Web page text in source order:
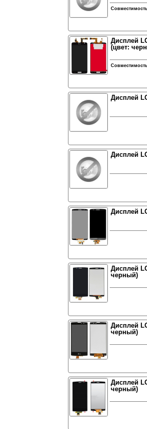
Дисплей
(цвет:
Дисплей
Дисплей
Дисплей
Дисплей
черный)
Дисплей
черный)
Дисплей
черный)